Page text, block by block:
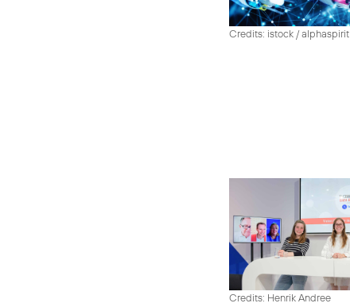
Credits: istock / alphaspirit
Credits: Henrik Andree